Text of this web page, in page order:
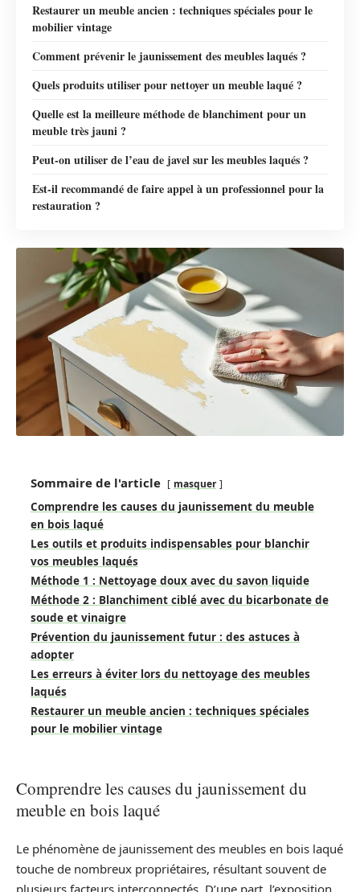
Restaurer un meuble ancien : techniques spéciales pour le
mobilier vintage
Comment prévenir le jaunissement des meubles laqués ?
Quels produits utiliser pour nettoyer un meuble laqué ?
Quelle est la meilleure méthode de blanchiment pour un
meuble très jauni ?
Peut-on utiliser de l’eau de javel sur les meubles laqués ?
Est-il recommandé de faire appel à un professionnel pour la
restauration ?
Sommaire de l'article masquer
Comprendre les causes du jaunissement du meuble
en bois laqué
Les outils et produits indispensables pour blanchir
vos meubles laqués
Méthode 1 : Nettoyage doux avec du savon liquide
Méthode 2 : Blanchiment ciblé avec du bicarbonate de
soude et vinaigre
Prévention du jaunissement futur : des astuces à
adopter
Les erreurs à éviter lors du nettoyage des meubles
laqués
Restaurer un meuble ancien : techniques spéciales
pour le mobilier vintage
Comprendre les causes du jaunissement du
meuble en bois laqué
Le phénomène de jaunissement des meubles en bois laqué
touche de nombreux propriétaires, résultant souvent de